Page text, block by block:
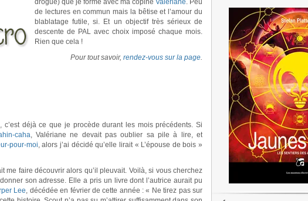
drogué) que je forme avec ma copine Valériane. Peu
de lectures en commun mais la bêtise et l’amour du
blablatage futile, si. Et un objectif très sérieux de
descente de PAL avec choix imposé chaque mois.
Rien que cela !
Pour tout savoir, rendez-vous sur la page.
déjà ce que je procède durant les mois précédents. Si
caha, Valériane ne devait pas oublier sa pile à lire, et
pour-moi, alors j’ai décidé qu’elle lirait « L’épouse de bois »
me faire découvrir alors qu’il pleuvait. Voilà, si vous cherchez
son adresse. Elle a pris un livre dont l’autrice aurait pu
Lee, décédée en février de cette année : « Ne tirez pas sur